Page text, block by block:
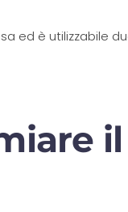
ed è utilizzabile
il